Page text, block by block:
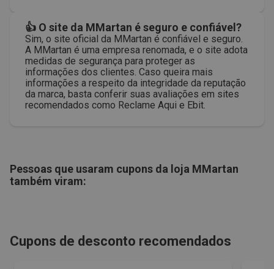
👍 O site da MMartan é seguro e confiável?
Sim, o site oficial da MMartan é confiável e seguro.
A MMartan é uma empresa renomada, e o site adota
medidas de segurança para proteger as
informações dos clientes. Caso queira mais
informações a respeito da integridade da reputação
da marca, basta conferir suas avaliações em sites
recomendados como Reclame Aqui e Ebit.
Pessoas que usaram cupons da loja MMartan
também viram:
Cupons de desconto recomendados